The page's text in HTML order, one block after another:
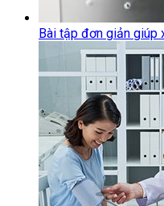
Bài tập đơn giản